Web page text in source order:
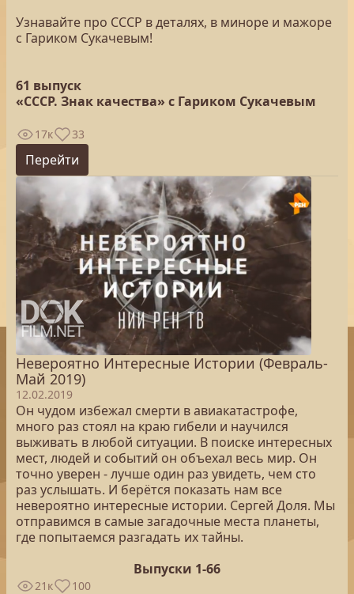
Узнавайте про СССР в деталях, в миноре и мажоре
с Гариком Сукачевым!
61 выпуск
«СССР. Знак качества» с Гариком Сукачевым
17к 33
Перейти
Невероятно Интересные Истории (Февраль-
Май 2019)
12.02.2019
Он чудом избежал смерти в авиакатастрофе,
много раз стоял на краю гибели и научился
выживать в любой ситуации. В поиске интересных
мест, людей и событий он объехал весь мир. Он
точно уверен - лучше один раз увидеть, чем сто
раз услышать. И берётся показать нам все
невероятно интересные истории. Сергей Доля. Мы
отправимся в самые загадочные места планеты,
где попытаемся разгадать их тайны.
Выпуски 1-66
21к 100